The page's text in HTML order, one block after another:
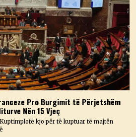
Pro Burgimit të Përjetshëm
Nën 15 Vjeç
kjo për të kuptuar të majtën